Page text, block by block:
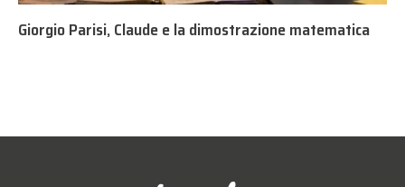
Giorgio Parisi, Claude e la dimostrazione matematica